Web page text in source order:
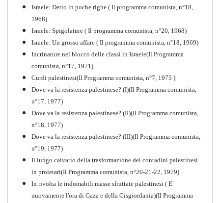
Storia della Sinistra
Comunista V
Israele: Detto in poche righe ( Il programma comunista, n°18,
1968)
Israele: Spigolature ( Il programma comunista, n°20, 1968)
Israele: Un grosso affare ( Il programma comunista, n°18, 1969)
Incrinature nel blocco delle classi in Israele(Il Programma
comunista, n°17, 1971)
Curdi palestinesi(Il Programma comunista, n°7, 1975 )
Dove va la resistenza palestinese? (I)(Il Programma comunista,
n°17, 1977)
Dove va la resistenza palestinese? (II)(Il Programma comunista,
n°18, 1977)
Dove va la resistenza palestinese? (III)(Il Programma comunista,
n°19, 1977)
Il lungo calvario della trasformazione dei contadini palestinesi
in proletari(Il Programma comunista, n°20-21-22, 1979).
In rivolta le indomabili masse sfruttate palestinesi ( E'
nuovamente l'ora di Gaza e della Cisgiordania)(Il Programma